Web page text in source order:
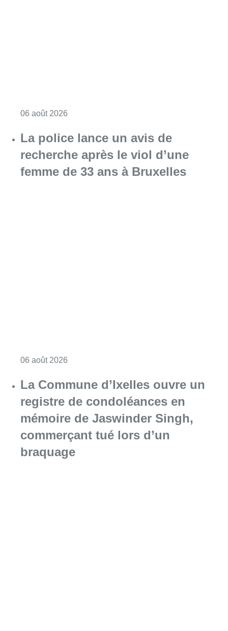
06 août 2026
La police lance un avis de
recherche après le viol d’une
femme de 33 ans à Bruxelles
06 août 2026
La Commune d’Ixelles ouvre un
registre de condoléances en
mémoire de Jaswinder Singh,
commerçant tué lors d’un
braquage